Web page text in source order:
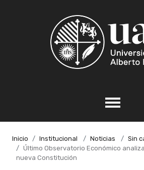
Inicio Institucional Noticias
Sin
Último Observatorio Económico
nueva Constitución